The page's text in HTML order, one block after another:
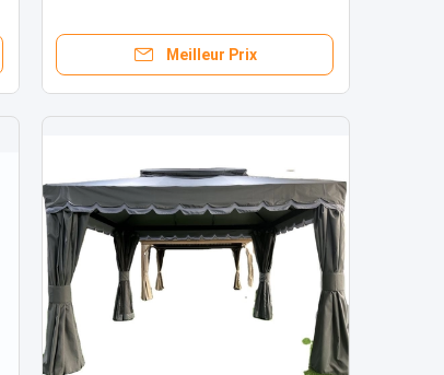
Meilleur Prix